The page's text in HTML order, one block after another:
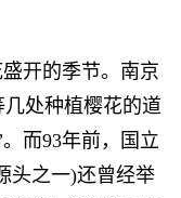
开的季节。南京
处种植樱花的道
而93年前，国立
头之一)还曾经举